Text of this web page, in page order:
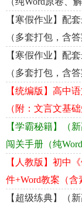
【寒假作业】配
（多套打包，含答
【寒假作业】配
（多套打包，含答
【统编版】高中
（附：文言文基
【学霸秘籍】（
闯关手册（纯Word
【人教版】初中
件+Word教案（含
【超级练典】（